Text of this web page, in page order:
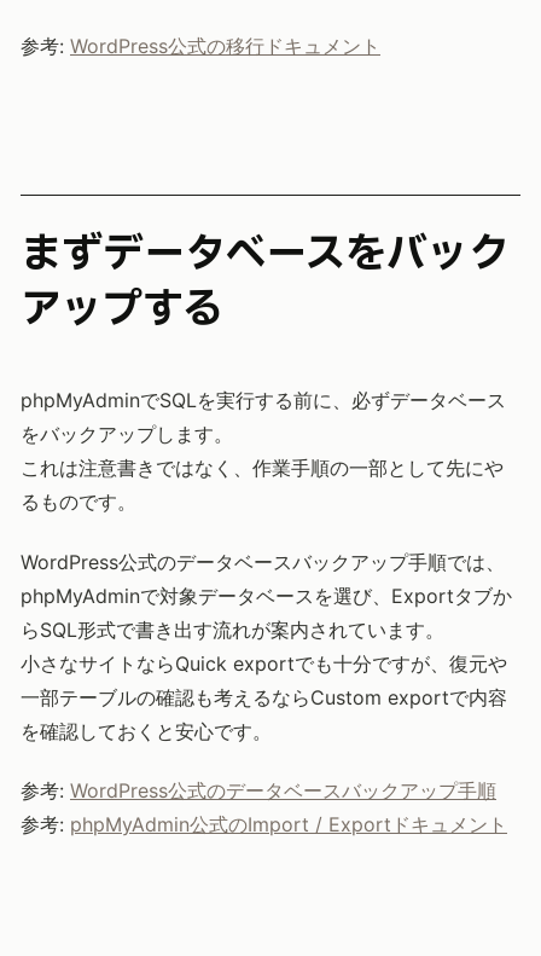
参考: WordPress公式の移行ドキュメント
まずデータベースをバック
アップする
phpMyAdminでSQLを実行する前に、必ずデータベース
をバックアップします。
これは注意書きではなく、作業手順の一部として先にや
るものです。
WordPress公式のデータベースバックアップ手順では、
phpMyAdminで対象データベースを選び、Exportタブか
らSQL形式で書き出す流れが案内されています。
小さなサイトならQuick exportでも十分ですが、復元や
一部テーブルの確認も考えるならCustom exportで内容
を確認しておくと安心です。
参考: WordPress公式のデータベースバックアップ手順
参考: phpMyAdmin公式のImport / Exportドキュメント